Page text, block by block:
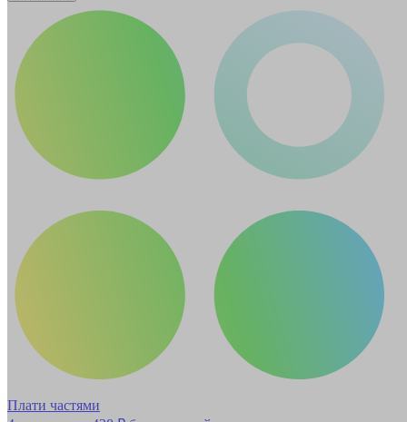
Плати частями